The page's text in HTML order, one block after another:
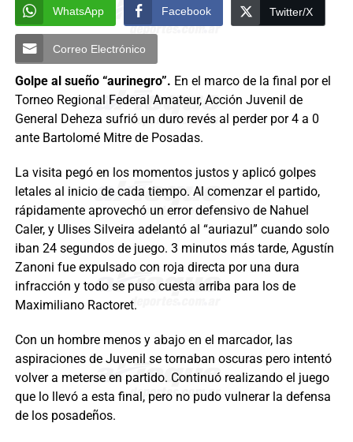
WhatsApp Facebook Twitter/X
Correo Electrónico
Golpe al sueño “aurinegro”. En el marco de la final por el
Torneo Regional Federal Amateur, Acción Juvenil de
General Deheza sufrió un duro revés al perder por 4 a 0
ante Bartolomé Mitre de Posadas.
La visita pegó en los momentos justos y aplicó golpes
letales al inicio de cada tiempo. Al comenzar el partido,
rápidamente aprovechó un error defensivo de Nahuel
Caler, y Ulises Silveira adelantó al “auriazul” cuando solo
iban 24 segundos de juego. 3 minutos más tarde, Agustín
Zanoni fue expulsado con roja directa por una dura
infracción y todo se puso cuesta arriba para los de
Maximiliano Ractoret.
Con un hombre menos y abajo en el marcador, las
aspiraciones de Juvenil se tornaban oscuras pero intentó
volver a meterse en partido. Continuó realizando el juego
que lo llevó a esta final, pero no pudo vulnerar la defensa
de los posadeños.